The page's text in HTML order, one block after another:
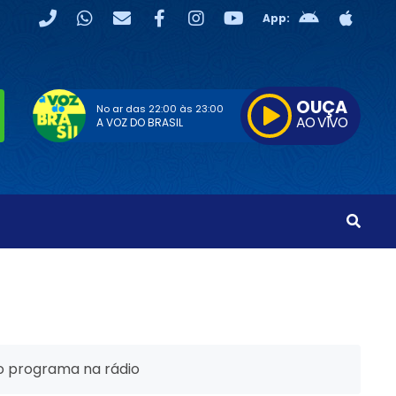
App:
No ar das 22:00 às 23:00
A VOZ DO BRASIL
OUÇA
AO VIVO
programa na rádio